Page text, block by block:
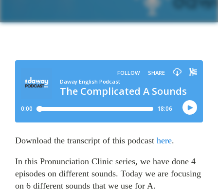
Download the transcript of this podcasthere.
In this Pronunciation Clinic series, we have done 4
episodes on different sounds. Today we are focusing
on 6 different sounds that we use for A.